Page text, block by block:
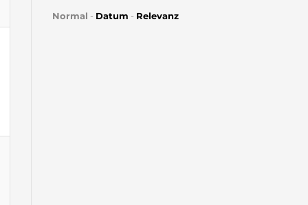
Normal - Datum - Relevanz